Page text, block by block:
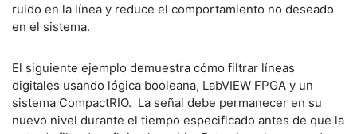
ruido en la línea y reduce el comportamiento no deseado
en el sistema.
El siguiente ejemplo demuestra cómo filtrar líneas
digitales usando lógica booleana, LabVIEW FPGA y un
sistema CompactRIO. La señal debe permanecer en su
nuevo nivel durante el tiempo especificado antes de que la